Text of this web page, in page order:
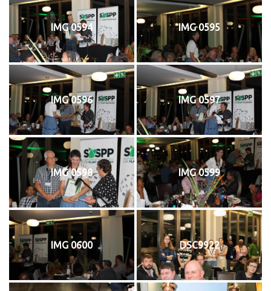
IMG 0594 IMG 0595
IMG 0596 IMG 0597
IMG 0598 IMG 0599
IMG 0600 DSC9922